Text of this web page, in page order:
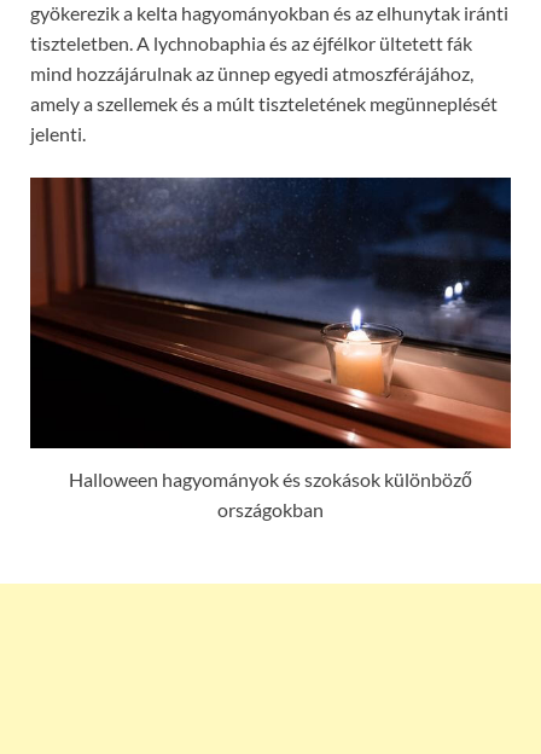
gyökerezik a kelta hagyományokban és az elhunytak iránti
tiszteletben. A lychnobaphia és az éjfélkor ültetett fák
mind hozzájárulnak az ünnep egyedi atmoszférájához,
amely a szellemek és a múlt tiszteletének megünneplését
jelenti.
Halloween hagyományok és szokások különböző
országokban